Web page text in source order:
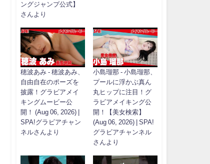
ングジャンプ公式】
さんより
穂波あみ - 穂波あみ、
自由自在のポーズを
披露！グラビアメイ
キングムービー公
開！ (Aug 06, 2026) |
SPA!グラビアチャン
ネルさんより
小島瑠那 - 小島瑠那、
プールに浮かぶ真ん
丸ヒップに注目！グ
ラビアメイキング公
開！【美女検索】
(Aug 06, 2026) | SPA!
グラビアチャンネル
さんより